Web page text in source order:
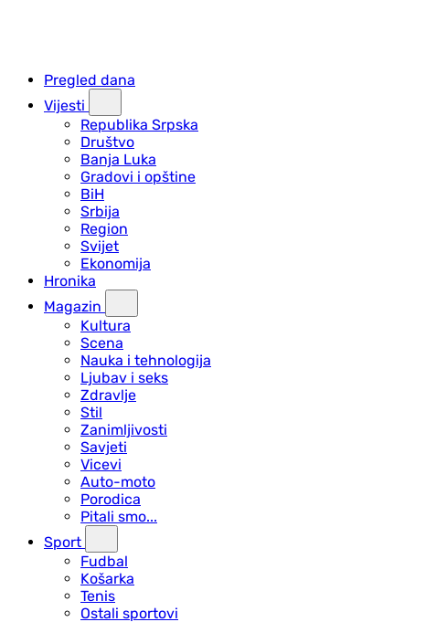
Pregled dana
Vijesti
Republika Srpska
Društvo
Banja Luka
Gradovi i opštine
BiH
Srbija
Region
Svijet
Ekonomija
Hronika
Magazin
Kultura
Scena
Nauka i tehnologija
Ljubav i seks
Zdravlje
Stil
Zanimljivosti
Savjeti
Vicevi
Auto-moto
Porodica
Pitali smo...
Sport
Fudbal
Košarka
Tenis
Ostali sportovi